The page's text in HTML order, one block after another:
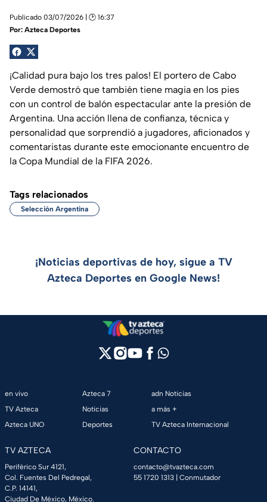
Publicado 03/07/2026 | 🕑 16:37
Por: Azteca Deportes
¡Calidad pura bajo los tres palos! El portero de Cabo
Verde demostró que también tiene magia en los pies
con un control de balón espectacular ante la presión de
Argentina. Una acción llena de confianza, técnica y
personalidad que sorprendió a jugadores, aficionados y
comentaristas durante este emocionante encuentro de
la Copa Mundial de la FIFA 2026.
Tags relacionados
Selección Argentina
¡Noticias deportivas de hoy, sigue a TV
Azteca Deportes en Google News!
en vivo
TV Azteca
Azteca UNO
Azteca 7
Noticias
Deportes
adn Noticias
a más +
TV Azteca Internacional
TV AZTECA
Periférico Sur 4121,
Col. Fuentes Del Pedregal,
C.P. 14141,
Ciudad De México, México.
CONTACTO
contacto@tvazteca.com
55 1720 1313 | Conmutador